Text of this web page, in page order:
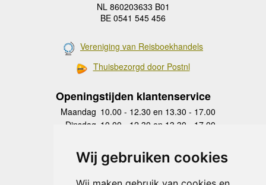
Wij gebruiken cookies
NL 860203633 B01
BE 0541 545 456
Vereniging van Reisboekhandels
Thuisbezorgd door Postnl
Openingstijden klantenservice
Maandag 10.00 - 12.30 en 13.30 - 17.00
Dinsdag 10.00 - 12.30 en 13.30 - 17.00
Donderdag
10.00 - 12.30 en 13.30 - 17.00
Vrijdag 10.00 - 12.30 en 13.30 - 17.00
Zaterdag
gesloten